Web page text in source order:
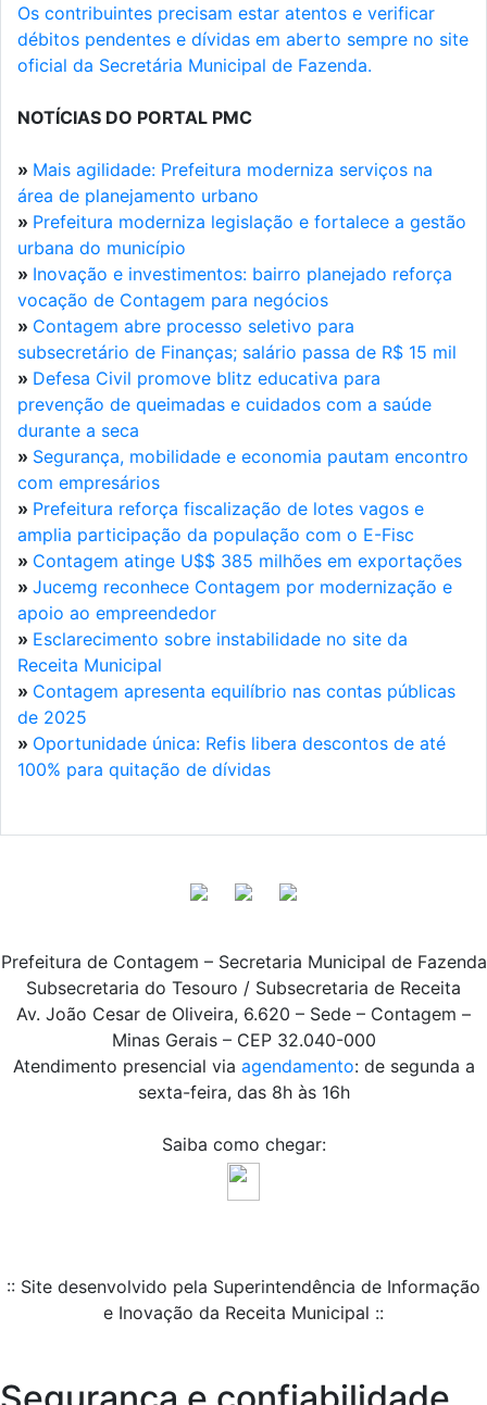
Os contribuintes precisam estar atentos e verificar
débitos pendentes e dívidas em aberto sempre no site
oficial da Secretária Municipal de Fazenda.
NOTÍCIAS DO PORTAL PMC
» Mais agilidade: Prefeitura moderniza serviços na
área de planejamento urbano
» Prefeitura moderniza legislação e fortalece a gestão
urbana do município
» Inovação e investimentos: bairro planejado reforça
vocação de Contagem para negócios
» Contagem abre processo seletivo para
subsecretário de Finanças; salário passa de R$ 15 mil
» Defesa Civil promove blitz educativa para
prevenção de queimadas e cuidados com a saúde
durante a seca
» Segurança, mobilidade e economia pautam encontro
com empresários
» Prefeitura reforça fiscalização de lotes vagos e
amplia participação da população com o E-Fisc
» Contagem atinge U$$ 385 milhões em exportações
» Jucemg reconhece Contagem por modernização e
apoio ao empreendedor
» Esclarecimento sobre instabilidade no site da
Receita Municipal
» Contagem apresenta equilíbrio nas contas públicas
de 2025
» Oportunidade única: Refis libera descontos de até
100% para quitação de dívidas
Prefeitura de Contagem – Secretaria Municipal de Fazenda
Subsecretaria do Tesouro / Subsecretaria de Receita
Av. João Cesar de Oliveira, 6.620 – Sede – Contagem –
Minas Gerais – CEP 32.040-000
Atendimento presencial via agendamento: de segunda a
sexta-feira, das 8h às 16h
Saiba como chegar:
:: Site desenvolvido pela Superintendência de Informação
e Inovação da Receita Municipal ::